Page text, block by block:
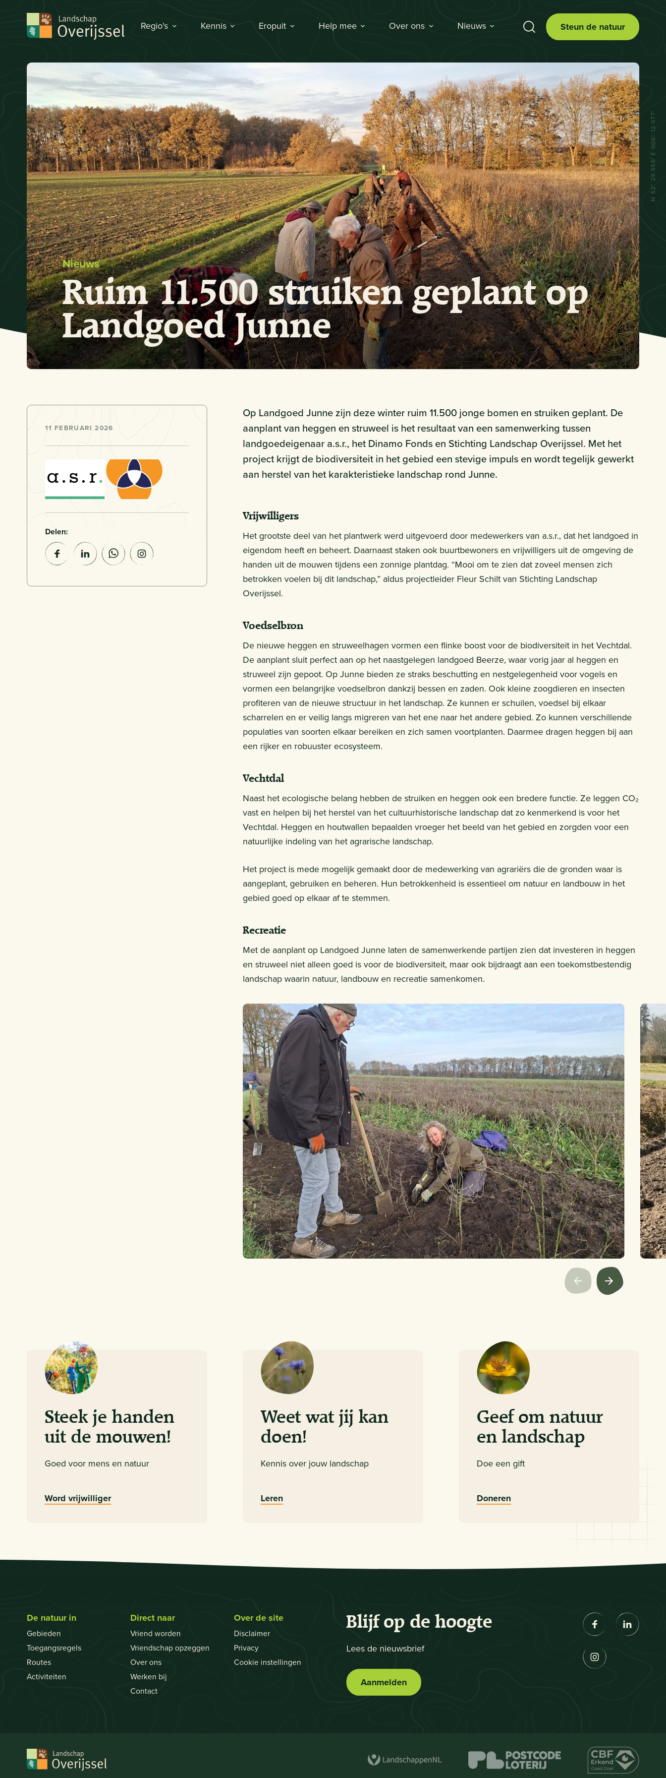
Regio's Kennis Eropuit Help mee Over ons Nieuws Steun de natuur
Nieuws
Ruim 11.500 struiken geplant op
Landgoed Junne
N 52° 29.556' E 006° 12.077'
11 FEBRUARI 2026
Delen:
Op Landgoed Junne zijn deze winter ruim 11.500 jonge bomen en struiken geplant. De
aanplant van heggen en struweel is het resultaat van een samenwerking tussen
landgoedeigenaar a.s.r., het Dinamo Fonds en Stichting Landschap Overijssel. Met het
project krijgt de biodiversiteit in het gebied een stevige impuls en wordt tegelijk gewerkt
aan herstel van het karakteristieke landschap rond Junne.
Vrijwilligers
Het grootste deel van het plantwerk werd uitgevoerd door medewerkers van a.s.r., dat het landgoed in
eigendom heeft en beheert. Daarnaast staken ook buurtbewoners en vrijwilligers uit de omgeving de
handen uit de mouwen tijdens een zonnige plantdag. “Mooi om te zien dat zoveel mensen zich
betrokken voelen bij dit landschap,” aldus projectleider Fleur Schilt van Stichting Landschap
Overijssel.
Voedselbron
De nieuwe heggen en struweelhagen vormen een flinke boost voor de biodiversiteit in het Vechtdal.
De aanplant sluit perfect aan op het naastgelegen landgoed Beerze, waar vorig jaar al heggen en
struweel zijn gepoot. Op Junne bieden ze straks beschutting en nestgelegenheid voor vogels en
vormen een belangrijke voedselbron dankzij bessen en zaden. Ook kleine zoogdieren en insecten
profiteren van de nieuwe structuur in het landschap. Ze kunnen er schuilen, voedsel bij elkaar
scharrelen en er veilig langs migreren van het ene naar het andere gebied. Zo kunnen verschillende
populaties van soorten elkaar bereiken en zich samen voortplanten. Daarmee dragen heggen bij aan
een rijker en robuuster ecosysteem.
Vechtdal
Naast het ecologische belang hebben de struiken en heggen ook een bredere functie. Ze leggen CO₂
vast en helpen bij het herstel van het cultuurhistorische landschap dat zo kenmerkend is voor het
Vechtdal. Heggen en houtwallen bepaalden vroeger het beeld van het gebied en zorgden voor een
natuurlijke indeling van het agrarische landschap.
Het project is mede mogelijk gemaakt door de medewerking van agrariërs die de gronden waar is
aangeplant, gebruiken en beheren. Hun betrokkenheid is essentieel om natuur en landbouw in het
gebied goed op elkaar af te stemmen.
Recreatie
Met de aanplant op Landgoed Junne laten de samenwerkende partijen zien dat investeren in heggen
en struweel niet alleen goed is voor de biodiversiteit, maar ook bijdraagt aan een toekomstbestendig
landschap waarin natuur, landbouw en recreatie samenkomen.
Steek je handen
uit de mouwen!
Goed voor mens en natuur
Word vrijwilliger
Weet wat jij kan
doen!
Kennis over jouw landschap
Leren
Geef om natuur
en landschap
Doe een gift
Doneren
De natuur in
Gebieden
Toegangsregels
Routes
Activiteiten
Direct naar
Vriend worden
Vriendschap opzeggen
Over ons
Werken bij
Contact
Over de site
Disclaimer
Privacy
Cookie instellingen
Blijf op de hoogte
Lees de nieuwsbrief
Aanmelden